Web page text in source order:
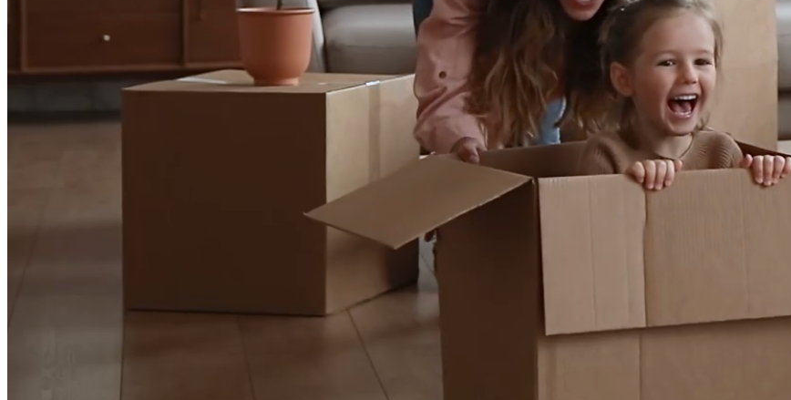
Bitte die E-Mail-Adresse des Benutzerkontos eingeben. Ein Bestätigungscode wird dann an diese verschickt. Sobald der Code